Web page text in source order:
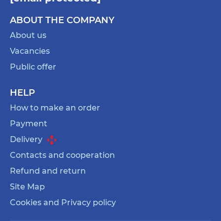
удобен для вас: маленький и компактный
классно подходит для путешествий, и
быстрого и удобного эскизирования, а
Важным аспектом является и дизайн
обложки, ведь скетчбук — не только
личный стиль.
Также немаловажный момент — способ
скрепления страниц. Советуем выбрать
специальное книжное сплетение или
пружину.
Количество страниц. В зависимости от ваших
ABOUT THE COMPANY
About us
Vacancies
Public offer
HELP
How to make an order
Payment
Delivery
Contacts and cooperation
Refund and return
Site Map
Cookies and Privacy policy